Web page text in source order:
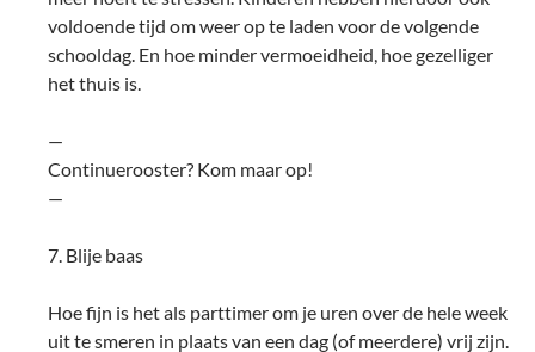
voldoende tijd om weer op te laden voor de volgende
schooldag. En hoe minder vermoeidheid, hoe gezelliger
het thuis is.
—
Continuerooster? Kom maar op!
—
7. Blije baas
Hoe fijn is het als parttimer om je uren over de hele week
uit te smeren in plaats van een dag (of meerdere) vrij zijn.